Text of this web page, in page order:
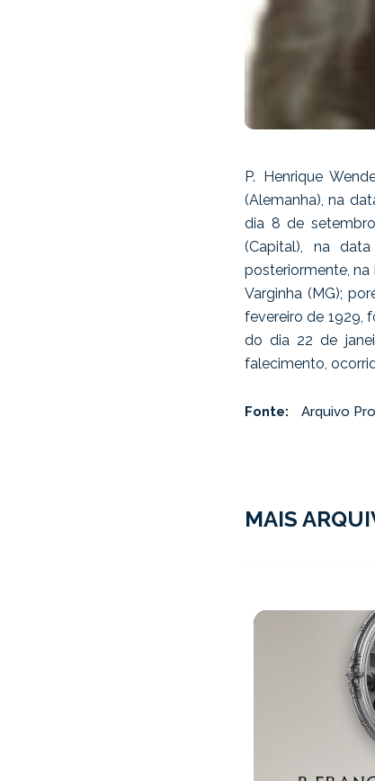
P. Henrique
(Alemanha), na
dia 8 de
(Capital), na
posteriormente, na
Varginha (MG);
fevereiro de 1929,
do dia 22 de
falecimento,
Fonte: Arquivo
MAIS